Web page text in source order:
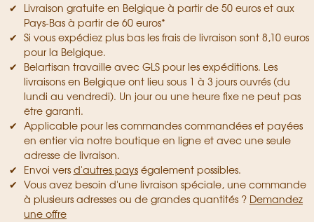
Livraison gratuite en Belgique à partir de 50 euros et aux
Pays-Bas à partir de 60 euros*
Si vous expédiez plus bas les frais de livraison sont 8,10 euros
pour la Belgique.
Belartisan travaille avec GLS pour les expéditions. Les
livraisons en Belgique ont lieu sous 1 à 3 jours ouvrés (du
lundi au vendredi). Un jour ou une heure fixe ne peut pas
être garanti.
Applicable pour les commandes commandées et payées
en entier via notre boutique en ligne et avec une seule
adresse de livraison.
Envoi vers d'autres paységalement possibles.
Vous avez besoin d'une livraison spéciale, une commande
à plusieurs adresses ou de grandes quantités ? Demandez
une offre